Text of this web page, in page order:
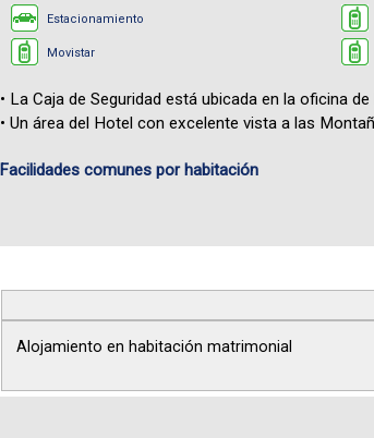
Estacionamiento
Movistar
• La Caja de Seguridad está ubicada en la oficina
• Un área del Hotel con excelente vista a las
Facilidades comunes por habitación
Alojamiento en habitación matrimonial